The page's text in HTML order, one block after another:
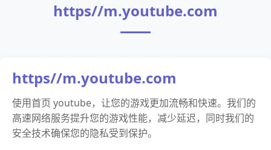
https//m.youtube.com
https//m.youtube.com
使用首页 youtube，让您的游戏更加流畅和快速。我们的
高速网络服务提升您的游戏性能，减少延迟，同时我们的
安全技术确保您的隐私受到保护。